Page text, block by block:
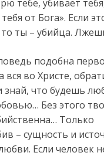
тебе, убивает
от Бога». Если
ты – убийца.
подобна
вся во Христе,
знай, что будешь
Без этого
Только
– сущность и
Если человек